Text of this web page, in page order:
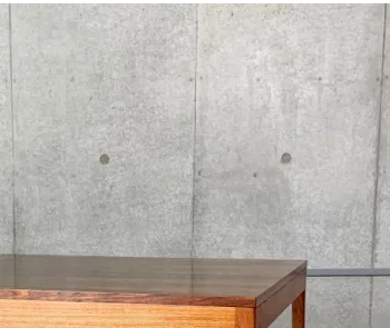
ダイニングテーブル
コーヒーテーブル
サイドテーブル
デスク&ビューロ
LIGHTING
シーリングライト
フロアライト
テーブルライト&タスクライト
電球
SOFAS
DINING WORKSPACE